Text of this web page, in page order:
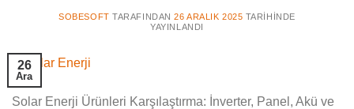
SOBESOFT TARAFINDAN 26 ARALIK 2025 TARIHINDE
YAYINLANDI
26
Ara
Solar Enerji Ürünleri Karşılaştırma: İnverter, Panel, Akü ve